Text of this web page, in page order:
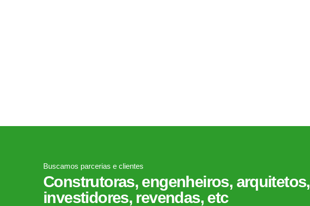
Buscamos parcerias e clientes
Construtoras, engenheiros, arquitetos,
investidores, revendas, etc